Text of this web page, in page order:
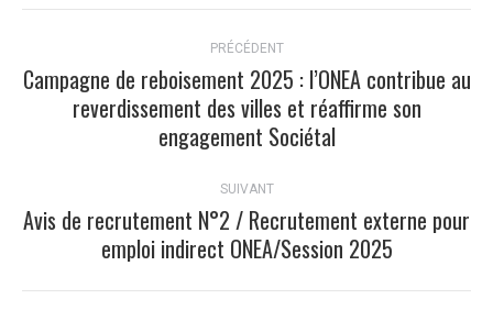
Navigation
article PRÉCÉDENT
Article
précédent
Campagne de reboisement 2025 : l’ONEA contribue au
reverdissement des villes et réaffirme son
engagement Sociétal
SUIVANT
Article
suivant
Avis de recrutement N°2 / Recrutement externe pour
emploi indirect ONEA/Session 2025